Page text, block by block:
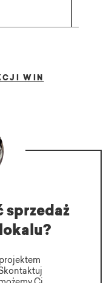
WIN
sprzedaż